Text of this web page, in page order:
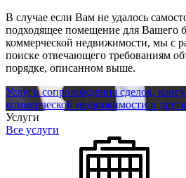
В случае если Вам не удалось
подходящее помещение для Вашего
коммерческой недвижимости, мы с
поиске отвечающего требованиям
порядке, описанном выше.
Услуги сопровождения сделок,
коммерческой недвижимости и
Услуги
Все услуги